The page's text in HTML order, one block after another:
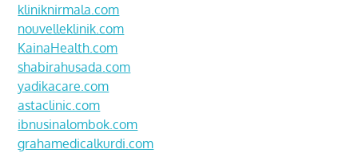
kliniknirmala.com
nouvelleklinik.com
KainaHealth.com
shabirahusada.com
yadikacare.com
astaclinic.com
ibnusinalombok.com
grahamedicalkurdi.com